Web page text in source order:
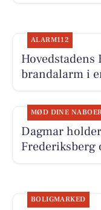
ALARM112
Hovedstadens
brandalarm i
MØD DINE
Dagmar
Frederiksberg
BOLIGMARKED